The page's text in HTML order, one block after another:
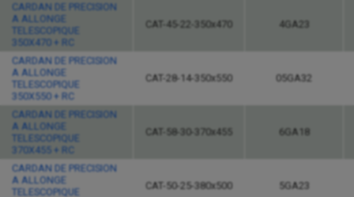
CARDAN DE PRECISION
A ALLONGE
TELESCOPIQUE
350X470 + RC
CAT-45-22-350x470 4GA23
CARDAN DE PRECISION
A ALLONGE
TELESCOPIQUE
350X550 + RC
CAT-28-14-350x550 05GA32
CARDAN DE PRECISION
A ALLONGE
TELESCOPIQUE
370X455 + RC
CAT-58-30-370x455 6GA18
CARDAN DE PRECISION
A ALLONGE
TELESCOPIQUE
CAT-50-25-380x500 5GA23